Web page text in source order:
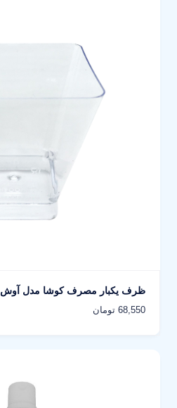
ظرف یکبار مصرف کوشا مدل آوش 100 بسته 12 عددی
68,550 تومان